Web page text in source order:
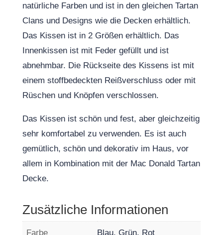
natürliche Farben und ist in den gleichen Tartan
Clans und Designs wie die Decken erhältlich.
Das Kissen ist in 2 Größen erhältlich. Das
Innenkissen ist mit Feder gefüllt und ist
abnehmbar. Die Rückseite des Kissens ist mit
einem stoffbedeckten Reißverschluss oder mit
Rüschen und Knöpfen verschlossen.
Das Kissen ist schön und fest, aber gleichzeitig
sehr komfortabel zu verwenden. Es ist auch
gemütlich, schön und dekorativ im Haus, vor
allem in Kombination mit der Mac Donald Tartan
Decke.
Zusätzliche Informationen
Farbe Blau, Grün, Rot